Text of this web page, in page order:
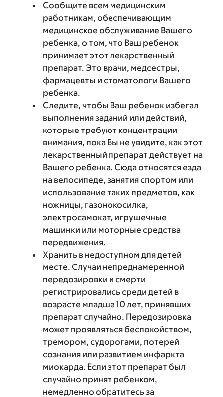
Сообщите всем медицинским
работникам, обеспечивающим
медицинское обслуживание Вашего
ребенка, о том, что Ваш ребенок
принимает этот лекарственный
препарат. Это врачи, медсестры,
фармацевты и стоматологи Вашего
ребенка.
Следите, чтобы Ваш ребенок избегал
выполнения заданий или действий,
которые требуют концентрации
внимания, пока Вы не увидите, как этот
лекарственный препарат действует на
Вашего ребенка. Сюда относятся езда
на велосипеде, занятия спортом или
использование таких предметов, как
ножницы, газонокосилка,
электросамокат, игрушечные
машинки или моторные средства
передвижения.
Хранить в недоступном для детей
месте. Случаи непреднамеренной
передозировки и смерти
регистрировались среди детей в
возрасте младше 10 лет, принявших
препарат случайно. Передозировка
может проявляться беспокойством,
тремором, судорогами, потерей
сознания или развитием инфаркта
миокарда. Если этот препарат был
случайно принят ребенком,
немедленно обратитесь за